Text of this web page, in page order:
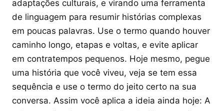
adaptações culturais, e virando uma ferramenta
de linguagem para resumir histórias complexas
em poucas palavras. Use o termo quando houver
caminho longo, etapas e voltas, e evite aplicar
em contratempos pequenos. Hoje mesmo, pegue
uma história que você viveu, veja se tem essa
sequência e use o termo do jeito certo na sua
conversa. Assim você aplica a ideia ainda hoje: A